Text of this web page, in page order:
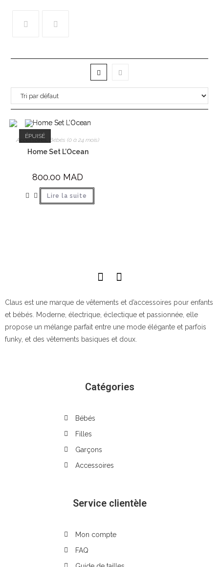
ÉPUISÉ
Accessoires Bébés (0 à 24 mois)
Home Set L’Ocean
800.00 MAD
Lire la suite
Claus est une marque de vêtements et d’accessoires pour enfants
et bébés. Moderne, électrique, éclectique et passionnée, elle
propose un mélange parfait entre une mode élégante et parfois
funky, et des vêtements basiques et doux.
Catégories
Bébés
Filles
Garçons
Accessoires
Service clientèle
Mon compte
FAQ